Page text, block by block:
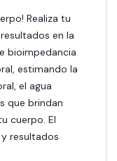
en la
bioimpedancia
estimando la
el agua
que brindan
cuerpo. El
resultados